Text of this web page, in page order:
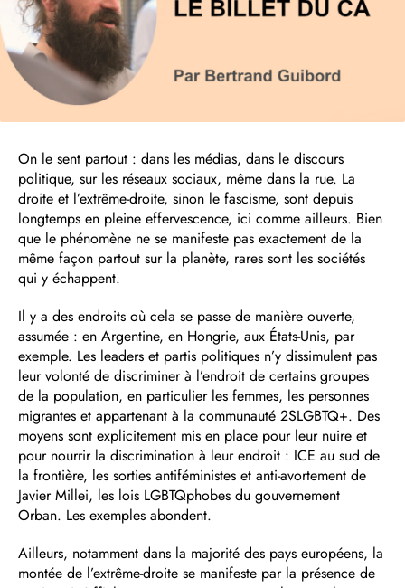
On le sent partout : dans les médias, dans le discours
politique, sur les réseaux sociaux, même dans la rue. La
droite et l’extrême-droite, sinon le fascisme, sont depuis
longtemps en pleine effervescence, ici comme ailleurs. Bien
que le phénomène ne se manifeste pas exactement de la
même façon partout sur la planète, rares sont les sociétés
qui y échappent.
Il y a des endroits où cela se passe de manière ouverte,
assumée : en Argentine, en Hongrie, aux États-Unis, par
exemple. Les leaders et partis politiques n’y dissimulent pas
leur volonté de discriminer à l’endroit de certains groupes
de la population, en particulier les femmes, les personnes
migrantes et appartenant à la communauté 2SLGBTQ+. Des
moyens sont explicitement mis en place pour leur nuire et
pour nourrir la discrimination à leur endroit : ICE au sud de
la frontière, les sorties antiféministes et anti-avortement de
Javier Millei, les lois LGBTQphobes du gouvernement
Orban. Les exemples abondent.
Ailleurs, notamment dans la majorité des pays européens, la
montée de l’extrême-droite se manifeste par la présence de